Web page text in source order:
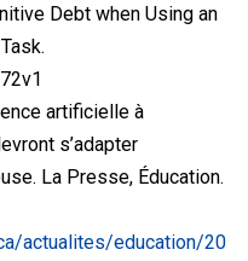
Debt when Using an
artificielle à
s’adapter
La Presse, Éducation.
actualites/education/20